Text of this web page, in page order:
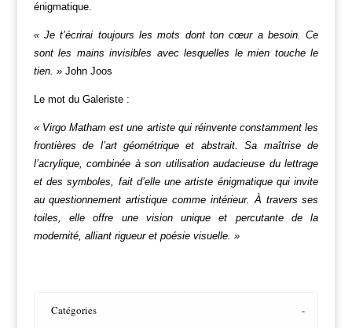
énigmatique.
« Je t’écrirai toujours les mots dont ton cœur a besoin.Ce
sont les mains invisibles avec lesquelles le mien touche le
tien. » John Joos
Le mot du Galeriste :
« Virgo Matham est une artiste qui réinvente constamment les
frontières de l’art géométrique et abstrait. Sa maîtrise de
l’acrylique, combinée à son utilisation audacieuse du lettrage
et des symboles, fait d’elle une artiste énigmatique qui invite
au questionnement artistique comme intérieur. À travers ses
toiles, elle offre une vision unique et percutante de la
modernité, alliant rigueur et poésie visuelle. »
Catégories -